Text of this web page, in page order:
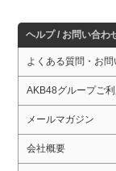
ヘルプ / お問い合わ
よくある質問・お
AKB48グループご
メールマガジン
会社概要